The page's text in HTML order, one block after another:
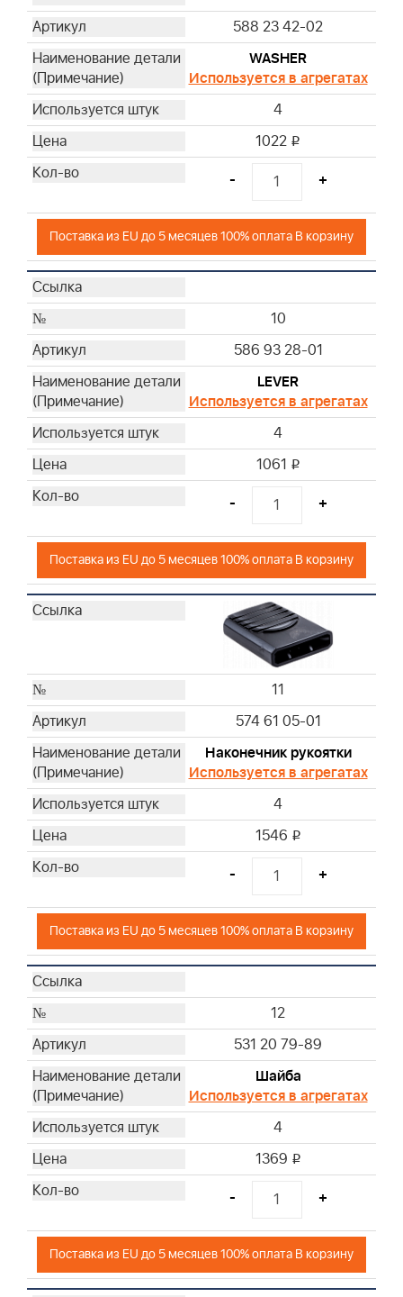
588 23 42-02
WASHER
Используется в агрегатах
4
1022 i
- +
Поставка из EU до 5 месяцев 100% оплата В корзину
10
586 93 28-01
LEVER
Используется в агрегатах
4
1061 i
- +
Поставка из EU до 5 месяцев 100% оплата В корзину
11
574 61 05-01
Наконечник рукоятки
Используется в агрегатах
4
1546 i
- +
Поставка из EU до 5 месяцев 100% оплата В корзину
12
531 20 79-89
Шайба
Используется в агрегатах
4
1369 i
- +
Поставка из EU до 5 месяцев 100% оплата В корзину